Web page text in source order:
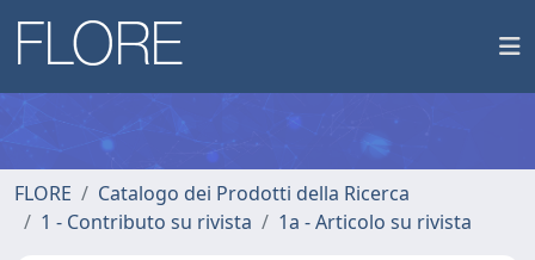
FLORE
Catalogo dei Prodotti della Ricerca
1 - Contributo su rivista
1a - Articolo su rivista